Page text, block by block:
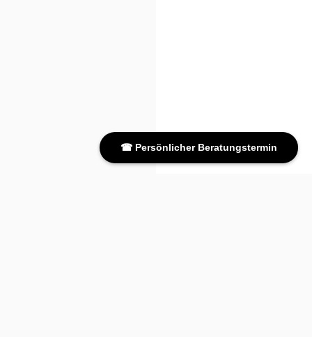
☎ Persönlicher Beratungstermin